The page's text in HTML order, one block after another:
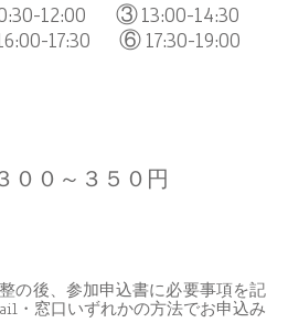
12:00 ③13:00-14:30
17:30 ⑥17:30-19:00
００～３５０円
の後、参加申込書に必要事項を記
・窓口いずれかの方法でお申込み